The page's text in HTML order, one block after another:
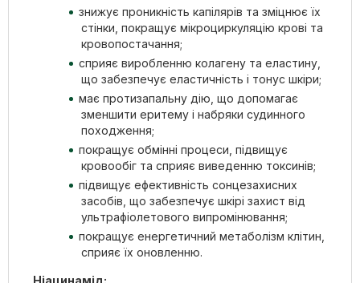
знижує проникність капілярів та зміцнює їх
стінки, покращує мікроциркуляцію крові та
кровопостачання;
сприяє виробленню колагену та еластину,
що забезпечує еластичність і тонус шкіри;
має протизапальну дію, що допомагає
зменшити еритему і набряки судинного
походження;
покращує обмінні процеси, підвищує
кровообіг та сприяє виведенню токсинів;
підвищує ефективність сонцезахисних
засобів, що забезпечує шкірі захист від
ультрафіолетового випромінювання;
покращує енергетичний метаболізм клітин,
сприяє їх оновленню.
Ніацинамід: